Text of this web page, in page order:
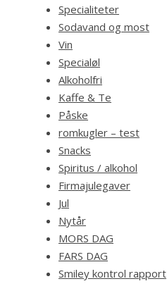
Specialiteter
Sodavand og most
Vin
Specialøl
Alkoholfri
Kaffe & Te
Påske
romkugler – test
Snacks
Spiritus / alkohol
Firmajulegaver
Jul
Nytår
MORS DAG
FARS DAG
Smiley kontrol rapport